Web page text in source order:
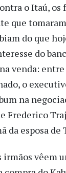
o Itaú, os
que
do que
do
venda:
o
na
Frederico
da esposa de
irmãos vêem